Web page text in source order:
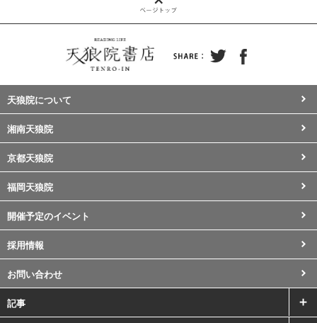
天狼院について
湘南天狼院
京都天狼院
福岡天狼院
開催予定のイベント
採用情報
お問い合わせ
記事